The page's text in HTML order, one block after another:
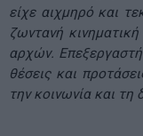
είχε αιχμηρό και
ζωντανή
αρχών.
θέσεις και
την κοινωνία και